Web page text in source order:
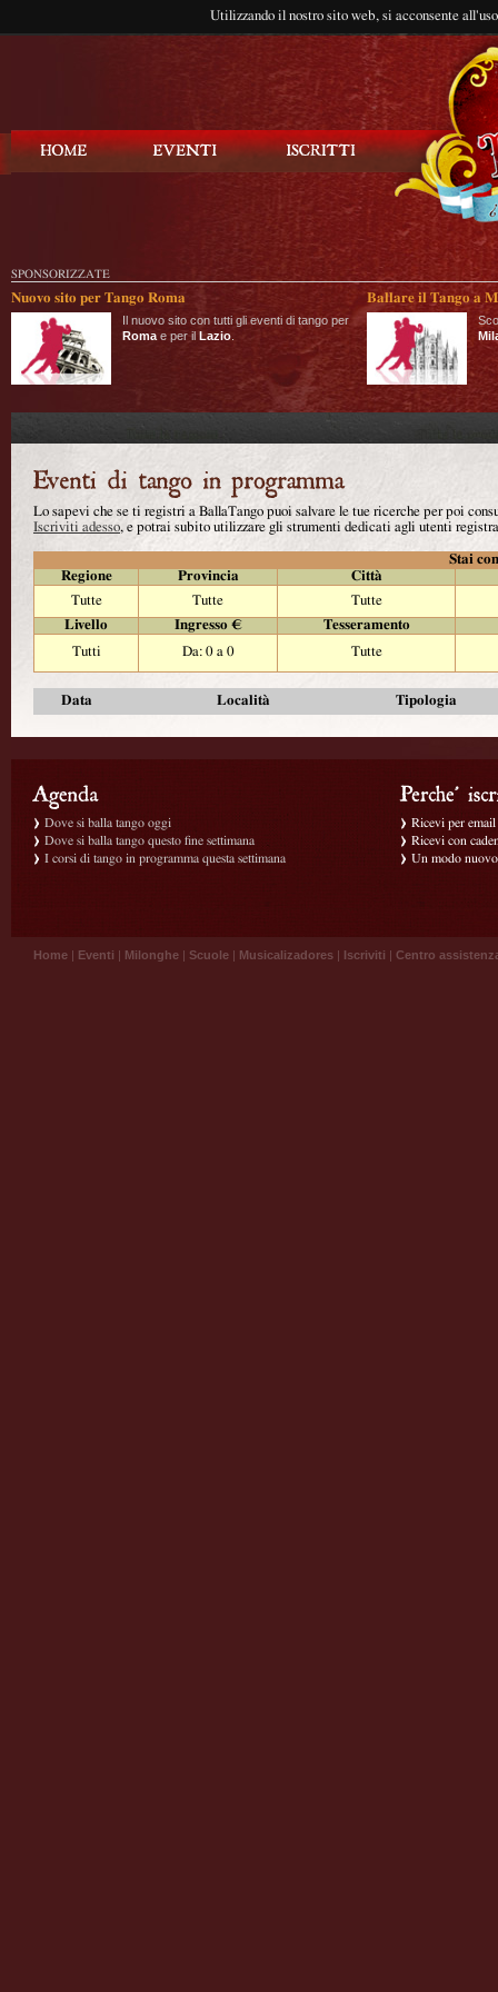
Utilizzando il nostro sito web, si acconsente
SPONSORIZZATE
Nuovo sito per Tango Roma
Il nuovo sito con tutti gli eventi di tango per
Roma e per il Lazio
Ballare il Tango a
Lo sapevi che se ti registri a BallaTango puoi salvare le tue ricerche per poi
Iscriviti adesso, e potrai subito utilizzare gli strumenti dedicati agli utenti
Stai
Regione
Provincia
Città
Tutte
Tutte
Tutte
Livello
Ingresso €
Tesseramento
Tutti
Da: 0 a 0 Tutte
Data Località Tipologia
Dove si balla tango oggi
Dove si balla tango questo fine settimana
I corsi di tango in programma questa settimana
Ricevi per
Ricevi con
Un modo
Home | Eventi | Milonghe | Scuole | Musicalizadores | Iscriviti | Centro